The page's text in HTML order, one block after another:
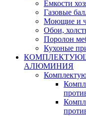
Емкости
Газовые
Моющие и
Обои,
Поролон
Кухоные
АЛЮМИНИЯ